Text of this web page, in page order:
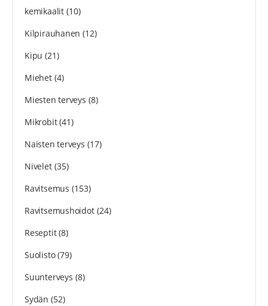
kemikaalit(10)
Kilpirauhanen (12)
Kipu (21)
Miehet(4)
Miesten terveys (8)
Mikrobit(41)
Naisten terveys (17)
Nivelet(35)
Ravitsemus (153)
Ravitsemushoidot(24)
Reseptit(8)
Suolisto(79)
Suunterveys (8)
Sydän (52)